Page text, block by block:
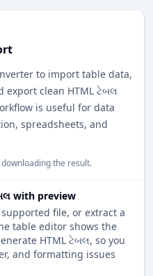
to import table data,
export clean HTML ટેબલ
is useful for data
spreadsheets, and
the result.
with preview
file, or extract a
table editor shows the
HTML ટેબલ, so you
and formatting issues